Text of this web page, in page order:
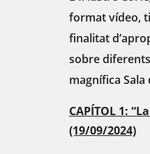
format vídeo,
finalitat
sobre
magnífica Sala
CAPÍTOL 1:
(19/09/2024)